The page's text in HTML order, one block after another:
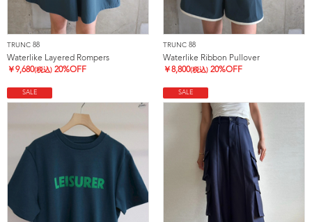
TRUNC 88
Waterlike Layered Rompers
￥9,680(税込) 20%OFF
TRUNC 88
Waterlike Ribbon Pullover
￥8,800(税込) 20%OFF
SALE SALE